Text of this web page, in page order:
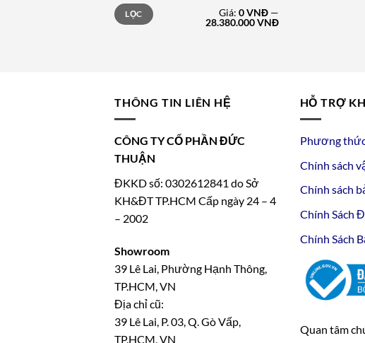
Giá
tối
thiểu
Giá
tối
đa
LỌC Giá: 0 VNĐ—
28.380.000 VNĐ
THÔNG TIN LIÊN HỆ
CÔNG TY CỔ PHẦN ĐỨC
THUẬN
ĐKKD số: 0302612841 do Sở
KH&ĐT TP.HCM Cấp ngày 24 – 4
– 2002
Showroom
39 Lê Lai, Phường Hạnh Thông,
TP.HCM, VN
Địa chỉ cũ:
39 Lê Lai, P. 03, Q. Gò Vấp,
TP.HCM, VN
HỖ TRỢ
Phương
Chính sách
Chính sách
Chính Sách
Chính Sách
Quan tâm